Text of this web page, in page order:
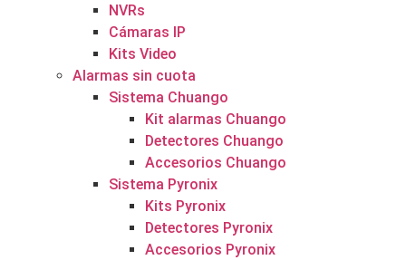
NVRs
Cámaras IP
Kits Video
Alarmas sin cuota
Sistema Chuango
Kit alarmas Chuango
Detectores Chuango
Accesorios Chuango
Sistema Pyronix
Kits Pyronix
Detectores Pyronix
Accesorios Pyronix